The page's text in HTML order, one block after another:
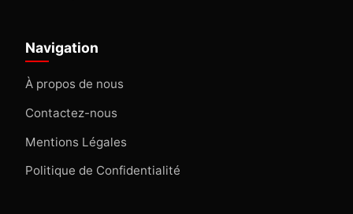
Navigation
À propos de nous
Contactez-nous
Mentions Légales
Politique de Confidentialité